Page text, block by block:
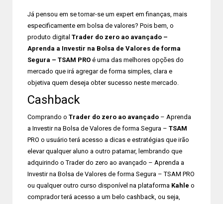
Já pensou em se tornar-se um expert em finanças, mais
especificamente em bolsa de valores? Pois bem, o
produto digital Trader do zero ao avançado –
Aprenda a Investir na Bolsa de Valores de forma
Segura – TSAM PRO é uma das melhores opções do
mercado que irá agregar de forma simples, clara e
objetiva quem deseja obter sucesso neste mercado.
Cashback
Comprando o Trader do zero ao avançado – Aprenda
a Investir na Bolsa de Valores de forma Segura – TSAM
PRO o usuário terá acesso a dicas e estratégias que irão
elevar qualquer aluno a outro patamar, lembrando que
adquirindo o Trader do zero ao avançado – Aprenda a
Investir na Bolsa de Valores de forma Segura – TSAM PRO
ou qualquer outro curso disponível na plataforma Kahle o
comprador terá acesso a um belo cashback, ou seja,